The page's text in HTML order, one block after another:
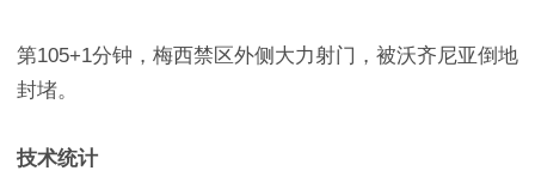
第105+1分钟，梅西禁区外侧大力射门，被沃齐尼亚倒地
封堵。
技术统计